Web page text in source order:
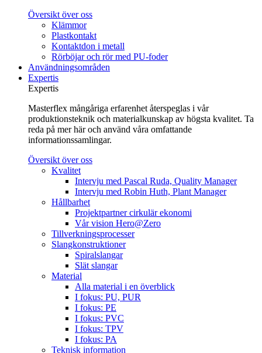
Översikt över oss
Klämmor
Plastkontakt
Kontaktdon i metall
Rörböjar och rör med PU-foder
Användningsområden
Expertis
Expertis
Masterflex mångåriga erfarenhet återspeglas i vår
produktionsteknik och materialkunskap av högsta kvalitet. Ta
reda på mer här och använd våra omfattande
informationssamlingar.
Översikt över oss
Kvalitet
Intervju med Pascal Ruda, Quality Manager
Intervju med Robin Huth, Plant Manager
Hållbarhet
Projektpartner cirkulär ekonomi
Vår vision Hero@Zero
Tillverkningsprocesser
Slangkonstruktioner
Spiralslangar
Slät slangar
Material
Alla material i en överblick
I fokus: PU, PUR
I fokus: PE
I fokus: PVC
I fokus: TPV
I fokus: PA
Teknisk information